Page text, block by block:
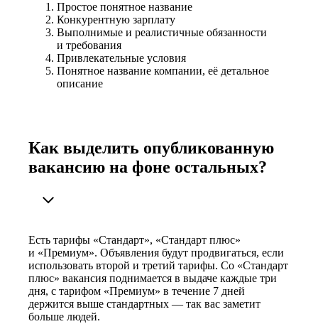
Простое понятное название
Конкурентную зарплату
Выполнимые и реалистичные обязанности
и требования
Привлекательные условия
Понятное название компании, её детальное
описание
Как выделить опубликованную
вакансию на фоне остальных?
Есть тарифы «Стандарт», «Стандарт плюс»
и «Премиум». Объявления будут продвигаться, если
использовать второй и третий тарифы. Со «Стандарт
плюс» вакансия поднимается в выдаче каждые три
дня, с тарифом «Премиум» в течение 7 дней
держится выше стандартных — так вас заметит
больше людей.